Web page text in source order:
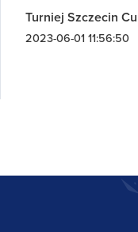
Turniej Szczecin
2023-06-01 11:56:50